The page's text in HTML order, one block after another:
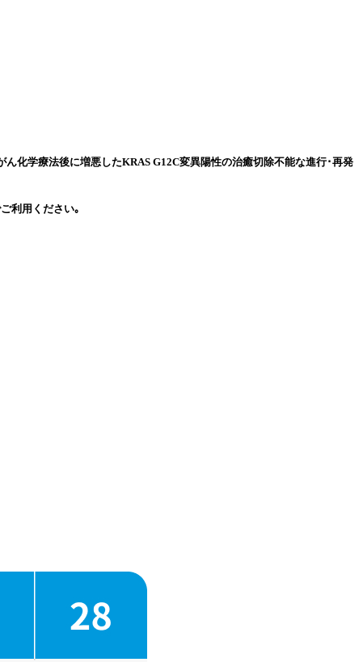
化学療法後に増悪したKRAS G12C変異陽性の治癒切除不能な進行･再発
利用ください｡